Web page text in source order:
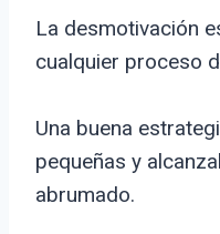
La desmotivación
cualquier proceso
Una buena
pequeñas y
abrumado.